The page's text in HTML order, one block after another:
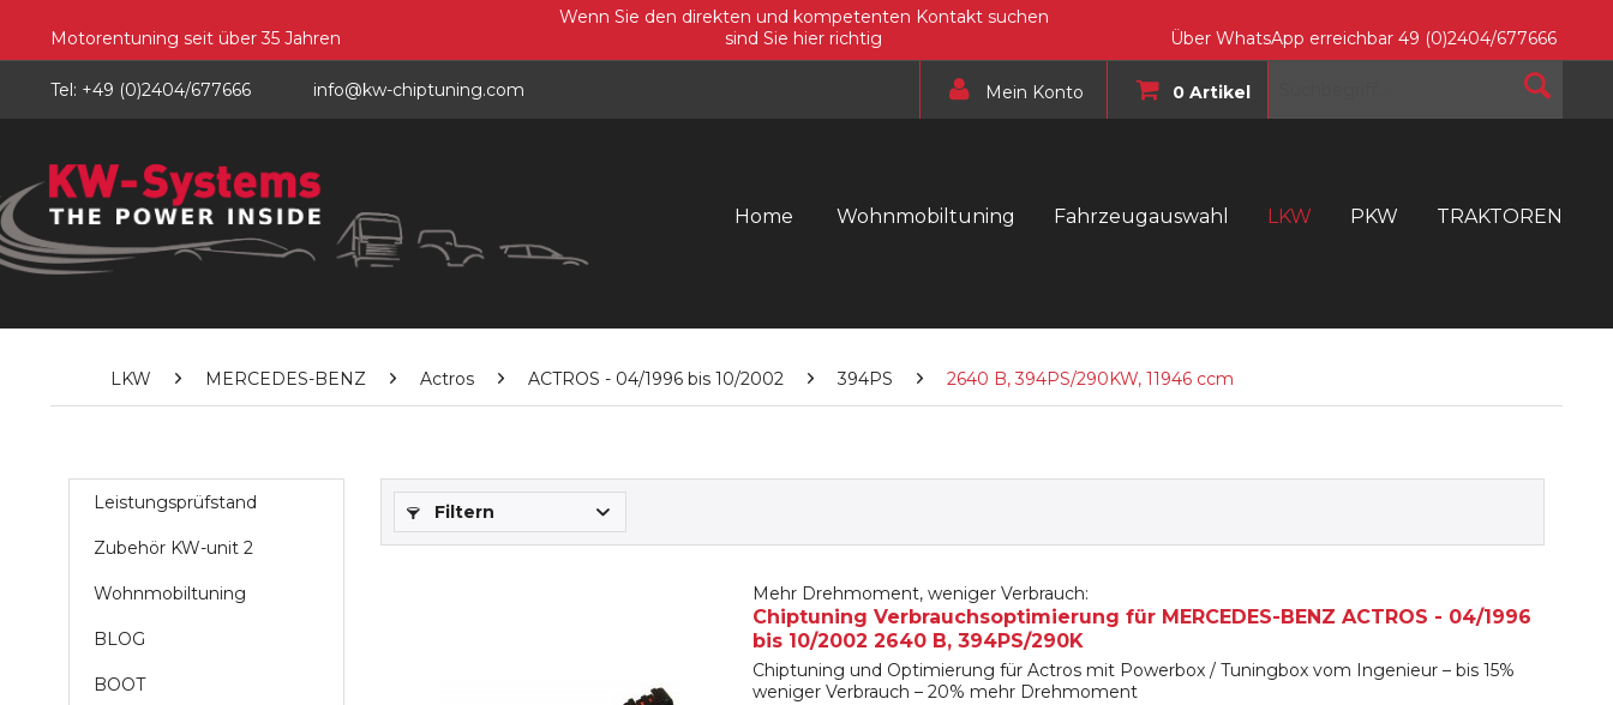
Motorentuning seit über 35 Jahren
Wenn Sie den direkten und kompetenten Kontakt suchen
sind Sie hier richtig
Über WhatsApp erreichbar 49 (0)2404/677666
Tel: +49 (0)2404/677666 info@kw-chiptuning.com Mein Konto 0 Artikel
Home Wohnmobiltuning Fahrzeugauswahl LKW PKW TRAKTOREN
LKW MERCEDES-BENZ Actros ACTROS - 04/1996 bis 10/2002 394PS 2640 B, 394PS/290KW, 11946 ccm
Leistungsprüfstand
Zubehör KW-unit 2
Wohnmobiltuning
BLOG
BOOT
Filtern
Mehr Drehmoment, weniger Verbrauch:
Chiptuning Verbrauchsoptimierung für MERCEDES-BENZ ACTROS - 04/1996
bis 10/2002 2640 B, 394PS/290K
Chiptuning und Optimierung für Actros mit Powerbox / Tuningbox vom Ingenieur – bis 15%
weniger Verbrauch – 20% mehr Drehmoment